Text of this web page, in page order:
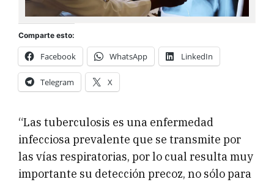
Comparte esto:
Facebook WhatsApp LinkedIn
Telegram X
“Las tuberculosis es una enfermedad
infecciosa prevalente que se transmite por
las vías respiratorias, por lo cual resulta muy
importante su detección precoz, no sólo para